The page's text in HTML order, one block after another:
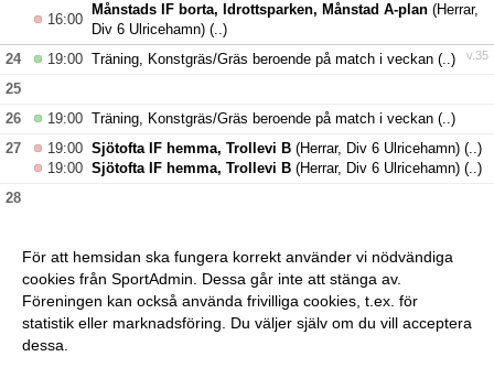
16:00
Månstads IF borta, Idrottsparken, Månstad A-plan (Herrar,
Div 6 Ulricehamn) (..)
v.35
24 19:00 Träning, Konstgräs/Gräs beroende på match i veckan (..)
25
26
19:00 Träning, Konstgräs/Gräs beroende på match i veckan (..)
27
19:00 Sjötofta IF hemma, Trollevi B (Herrar, Div 6 Ulricehamn) (..)
19:00 Sjötofta IF hemma, Trollevi B (Herrar, Div 6 Ulricehamn) (..)
28
19:00Träning, Konstgräs/Gräs beroende på match i veckan
För att hemsidan ska fungera korrekt använder vi nödvändiga
cookies från SportAdmin. Dessa går inte att stänga av.
Föreningen kan också använda frivilliga cookies, t.ex. för
statistik eller marknadsföring. Du väljer själv om du vill acceptera
dessa.